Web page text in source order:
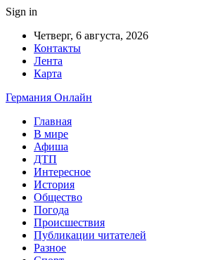
Sign in
Четверг, 6 августа, 2026
Контакты
Лента
Карта
Германия Онлайн
Главная
В мире
Афиша
ДТП
Интересное
История
Общество
Погода
Происшествия
Публикации читателей
Разное